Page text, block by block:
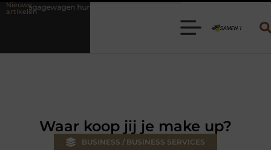
Nieuwe
artikelen
huren? Kies de juiste aanhanger voor jouw klus
Waar koop jij je make up?
BUSINESS / BUSINESS SERVICES